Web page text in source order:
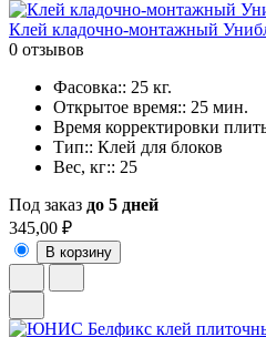
Клей кладочно-монтажный
0 отзывов
Фасовка:: 25 кг.
Открытое время:: 25 мин.
Время корректировки
Тип:: Клей для блоков
Вес, кг:: 25
Под заказ до 5 дней
345,00 ₽
В корзину